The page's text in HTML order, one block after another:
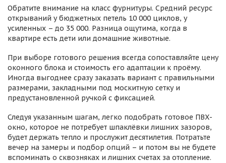
Обратите внимание на класс фурнитуры. Средний ресурс
открываний у бюджетных петель 10 000 циклов, у
усиленных – до 35 000. Разница ощутима, когда в
квартире есть дети или домашние животные.
При выборе готового решения всегда сопоставляйте цену
оконного блока и стоимость его адаптации к проёму.
Иногда выгоднее сразу заказать вариант с правильными
размерами, закладными под москитную сетку и
предустановленной ручкой с фиксацией.
Следуя указанным шагам, легко подобрать готовое ПВХ-
окно, которое не потребует шпаклёвки лишних зазоров,
будет держать тепло и прослужит десятилетия. Потратьте
вечер на замеры и подбор опций – и потом вы не будете
вспоминать о сквозняках и лишних счетах за отопление.